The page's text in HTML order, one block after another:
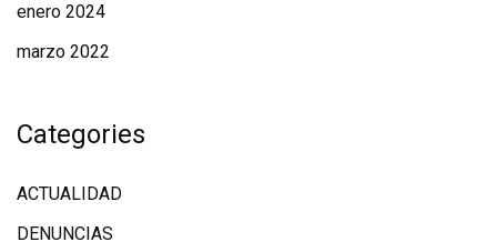
enero 2024
marzo 2022
Categories
ACTUALIDAD
DENUNCIAS